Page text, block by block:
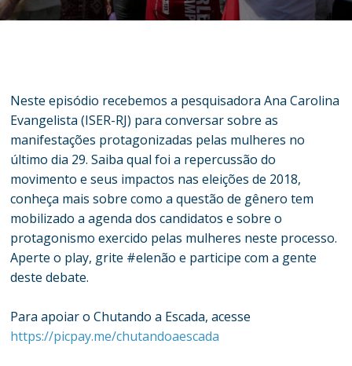
Neste episódio recebemos a pesquisadora Ana Carolina
Evangelista (ISER-RJ) para conversar sobre as
manifestações protagonizadas pelas mulheres no
último dia 29. Saiba qual foi a repercussão do
movimento e seus impactos nas eleições de 2018,
conheça mais sobre como a questão de gênero tem
mobilizado a agenda dos candidatos e sobre o
protagonismo exercido pelas mulheres neste processo.
Aperte o play, grite #elenão e participe com a gente
deste debate.
Para apoiar o Chutando a Escada, acesse
https://picpay.me/chutandoaescada